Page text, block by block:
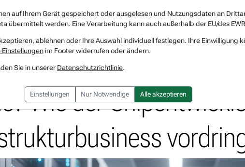
QUALCOMM
ByteDance nicht der
Wie der
auf Ihrem Gerät gespeichert oder ausgelesen und Nutzungsdaten an
übermittelt werden. Eine Verarbeitung kann auch außerhalb der EU/des
ablehnen oder Ihre Auswahl individuell festlegen. Ihre Einwilligung
Einstellungen im Footer widerrufen oder ändern.
Sie in unserer Datenschutzrichtlinie.
Einstellungen Nur Notwendige Alle akzeptieren